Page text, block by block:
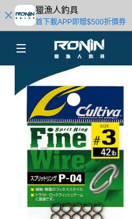
獵漁人釣具
首下載APP即贈$500折價券